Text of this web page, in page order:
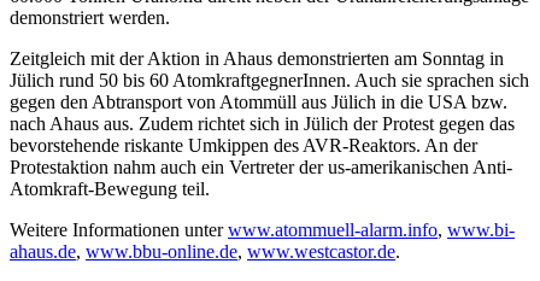
demonstriert werden.
Zeitgleich mit der Aktion in Ahaus demonstrierten am Sonntag in
Jülich rund 50 bis 60 AtomkraftgegnerInnen. Auch sie sprachen sich
gegen den Abtransport von Atommüll aus Jülich in die USA bzw.
nach Ahaus aus. Zudem richtet sich in Jülich der Protest gegen das
bevorstehende riskante Umkippen des AVR-Reaktors. An der
Protestaktion nahm auch ein Vertreter der us-amerikanischen Anti-
Atomkraft-Bewegung teil.
Weitere Informationen unterwww.atommuell-alarm.info, www.bi-
ahaus.de, www.bbu-online.de, www.westcastor.de.